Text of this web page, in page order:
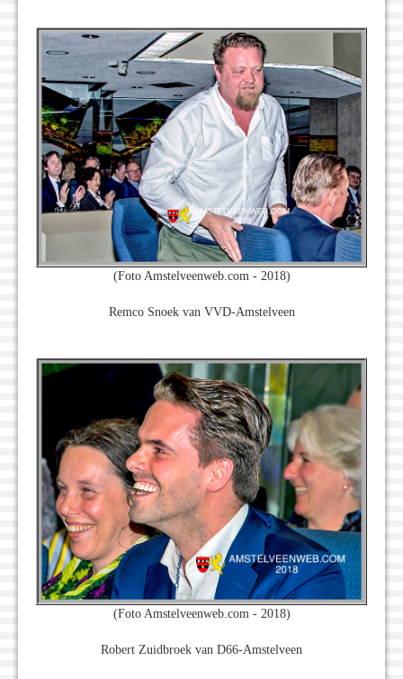
(Foto Amstelveenweb.com - 2018)
Remco Snoek van VVD-Amstelveen
(Foto Amstelveenweb.com - 2018)
Robert Zuidbroek van D66-Amstelveen